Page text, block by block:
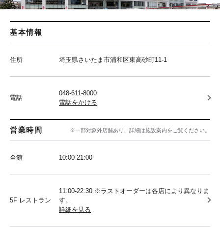
基本情報
住所 埼玉県さいたま市浦和区東高砂町11-1
電話
048-611-8000
電話をかける
営業時間 ※一部対象外店舗あり、詳細は施設案内をご覧ください。
全館 10:00‐21:00
5F レストラン
11:00-22:30 ※ラストオーダーは各店により異なりま
す。
詳細を見る